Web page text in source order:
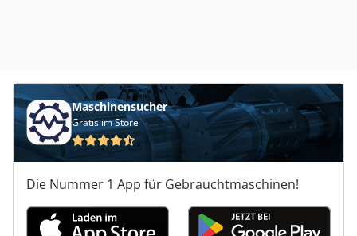
Maschinensucher
Gratis im Store
Die Nummer 1 App für Gebrauchtmaschinen!